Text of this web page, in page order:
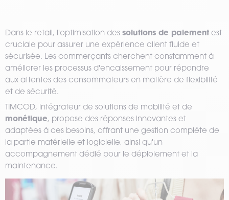
Dans le retail, l'optimisation des solutions de paiement est
cruciale pour assurer une expérience client fluide et
sécurisée. Les commerçants cherchent constamment à
améliorer les processus d'encaissement pour répondre
aux attentes des consommateurs en matière de flexibilité
et de sécurité.
TIMCOD, intégrateur de solutions de mobilité et de
monétique, propose des réponses innovantes et
adaptées à ces besoins, offrant une gestion complète de
la partie matérielle et logicielle, ainsi qu'un
accompagnement dédié pour le déploiement et la
maintenance.